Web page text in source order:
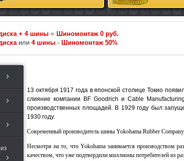
+ 4 шины = Шиномонтаж 0 руб.
или 4 шины - Шиномонтаж 50%
13 октября 1917 года в японской столице Токио
слияние компании BF Goodrich и Cable
производственных площадей. В 1929 году был
1930 году.
Современный производитель шины Yokohama Rubber
Несмотря на то, что Yokohama занимается производством
качеством, что уже подтвердили миллионы потребителей из